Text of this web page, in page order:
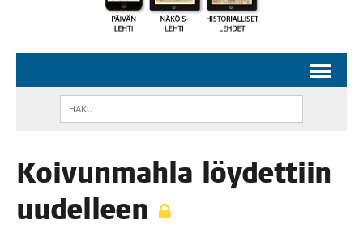
Koi­vun­mah­la löy­det­tiin
uudelleen